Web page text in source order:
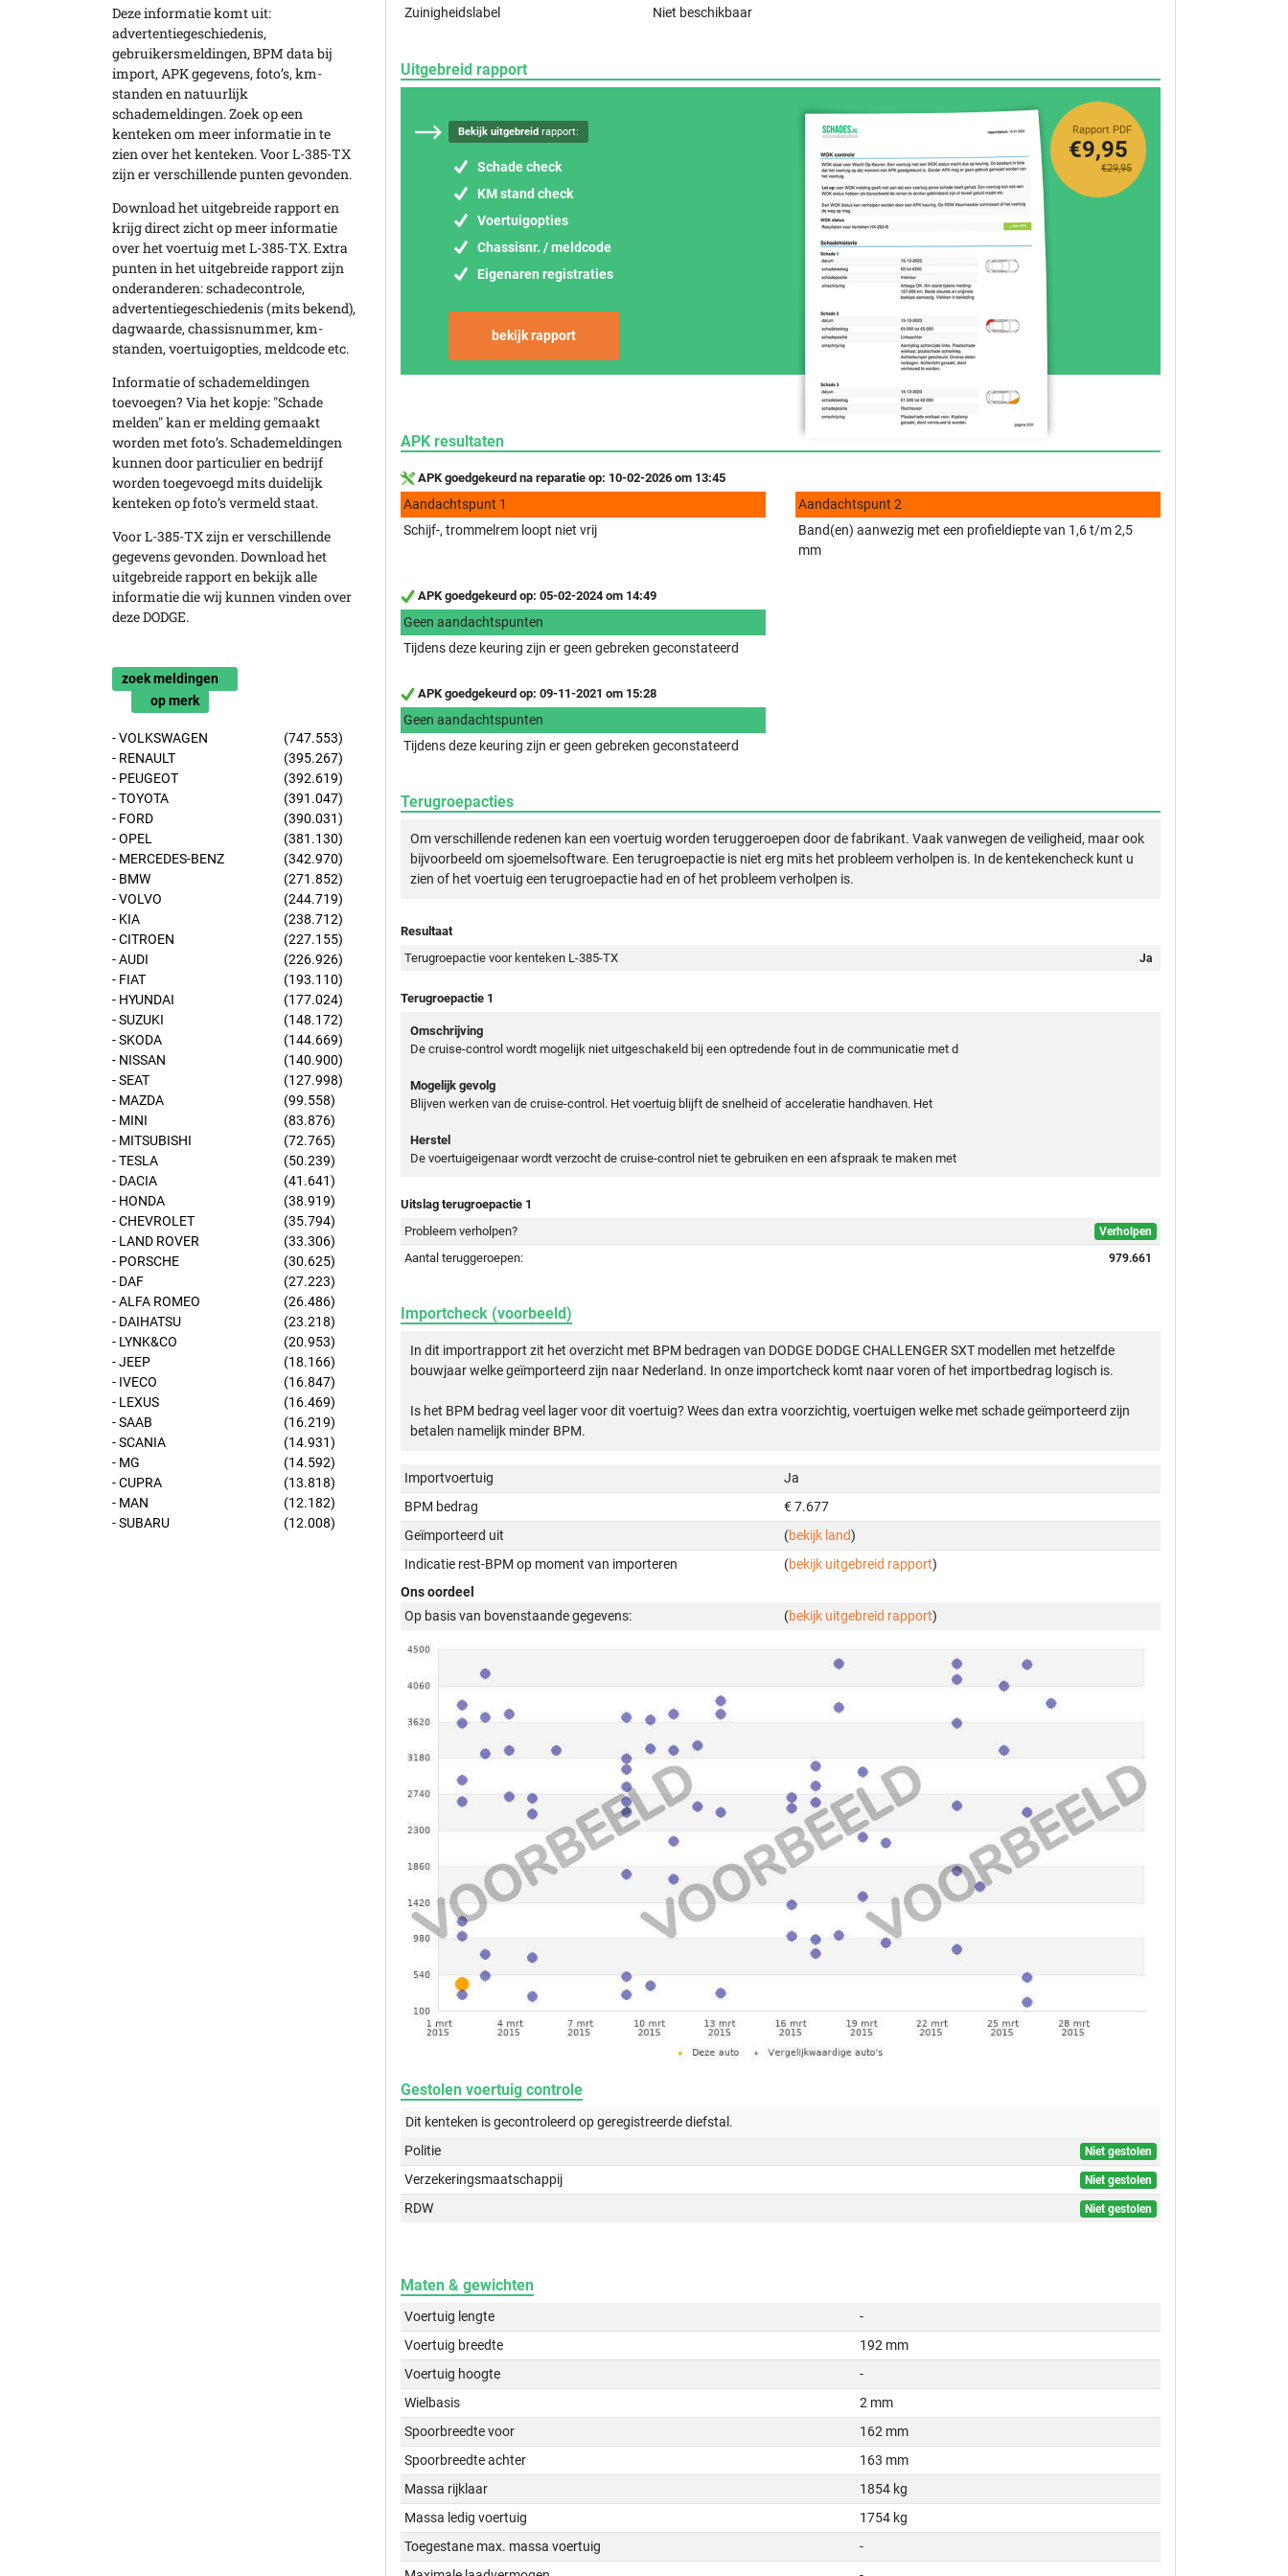
Deze informatie komt uit:
advertentiegeschiedenis,
gebruikersmeldingen, BPM data bij
import, APK gegevens, foto’s, km-
standen en natuurlijk
schademeldingen. Zoek op een
kenteken om meer informatie in te
zien over het kenteken. Voor L-385-TX
zijn er verschillende punten gevonden.
Download het uitgebreide rapport en
krijg direct zicht op meer informatie
over het voertuig met L-385-TX. Extra
punten in het uitgebreide rapport zijn
onderanderen: schadecontrole,
advertentiegeschiedenis (mits bekend),
dagwaarde, chassisnummer, km-
standen, voertuigopties, meldcode etc.
Informatie of schademeldingen
toevoegen? Via het kopje: "Schade
melden" kan er melding gemaakt
worden met foto’s. Schademeldingen
kunnen door particulier en bedrijf
worden toegevoegd mits duidelijk
kenteken op foto’s vermeld staat.
Voor L-385-TX zijn er verschillende
gegevens gevonden. Download het
uitgebreide rapport en bekijk alle
informatie die wij kunnen vinden over
deze DODGE.
zoek meldingen
op merk
- VOLKSWAGEN
(747.553)
- RENAULT
(395.267)
- PEUGEOT
(392.619)
- TOYOTA
(391.047)
- FORD
(390.031)
- OPEL
(381.130)
- MERCEDES-BENZ
(342.970)
- BMW
(271.852)
- VOLVO
(244.719)
- KIA
(238.712)
- CITROEN
(227.155)
- AUDI
(226.926)
- FIAT
(193.110)
- HYUNDAI
(177.024)
- SUZUKI
(148.172)
- SKODA
(144.669)
- NISSAN
(140.900)
- SEAT
(127.998)
- MAZDA
(99.558)
- MINI
(83.876)
- MITSUBISHI
(72.765)
- TESLA
(50.239)
- DACIA
(41.641)
- HONDA
(38.919)
- CHEVROLET
(35.794)
- LAND ROVER
(33.306)
- PORSCHE
(30.625)
- DAF
(27.223)
- ALFA ROMEO
(26.486)
- DAIHATSU
(23.218)
- LYNK&CO
(20.953)
- JEEP
(18.166)
- IVECO
(16.847)
- LEXUS
(16.469)
- SAAB
(16.219)
- SCANIA
(14.931)
- MG
(14.592)
- CUPRA
(13.818)
- MAN
(12.182)
- SUBARU
(12.008)
Zuinigheidslabel Niet beschikbaar
Uitgebreid rapport
Bekijk uitgebreid rapport:
Schade check
KM stand check
Voertuigopties
Chassisnr. / meldcode
Eigenaren registraties
bekijk rapport
Rapport PDF
€29,95
€9,95
APK resultaten
APK goedgekeurd na reparatie op: 10-02-2026 om 13:45
Aandachtspunt 1
Schijf-, trommelrem loopt niet vrij
Aandachtspunt 2
Band(en) aanwezig met een profieldiepte van 1,6 t/m 2,5
mm
APK goedgekeurd op: 05-02-2024 om 14:49
Geen aandachtspunten
Tijdens deze keuring zijn er geen gebreken geconstateerd
APK goedgekeurd op: 09-11-2021 om 15:28
Geen aandachtspunten
Tijdens deze keuring zijn er geen gebreken geconstateerd
Terugroepacties
Om verschillende redenen kan een voertuig worden teruggeroepen door de fabrikant. Vaak vanwegen de veiligheid, maar ook
bijvoorbeeld om sjoemelsoftware. Een terugroepactie is niet erg mits het probleem verholpen is. In de kentekencheck kunt u
zien of het voertuig een terugroepactie had en of het probleem verholpen is.
Resultaat
Terugroepactie voor kenteken L-385-TX
Ja
Terugroepactie 1
Omschrijving
De cruise-control wordt mogelijk niet uitgeschakeld bij een optredende fout in de communicatie met d
Mogelijk gevolg
Blijven werken van de cruise-control. Het voertuig blijft de snelheid of acceleratie handhaven. Het
Herstel
De voertuigeigenaar wordt verzocht de cruise-control niet te gebruiken en een afspraak te maken met
Uitslag terugroepactie 1
Probleem verholpen?
Verholpen
Aantal teruggeroepen: 979.661
Importcheck (voorbeeld)
In dit importrapport zit het overzicht met BPM bedragen van DODGE DODGE CHALLENGER SXT modellen met hetzelfde
bouwjaar welke geïmporteerd zijn naar Nederland. In onze importcheck komt naar voren of het importbedrag logisch is.
Is het BPM bedrag veel lager voor dit voertuig? Wees dan extra voorzichtig, voertuigen welke met schade geïmporteerd zijn
betalen namelijk minder BPM.
Importvoertuig
Ja
BPM bedrag
€ 7.677
Geïmporteerd uit
(bekijk land)
Indicatie rest-BPM op moment van importeren
(bekijk uitgebreid rapport)
Ons oordeel
Op basis van bovenstaande gegevens:
(bekijk uitgebreid rapport)
Gestolen voertuig controle
Dit kenteken is gecontroleerd opgeregistreerdediefstal.
Politie
Niet gestolen
Verzekeringsmaatschappij Niet gestolen
RDW Niet gestolen
Maten & gewichten
Voertuig lengte
-
Voertuig breedte
192 mm
Voertuig hoogte
-
Wielbasis
2 mm
Spoorbreedte voor
162 mm
Spoorbreedte achter
163 mm
Massa rijklaar
1854 kg
Massa ledig voertuig
1754 kg
Toegestane max. massa voertuig
-